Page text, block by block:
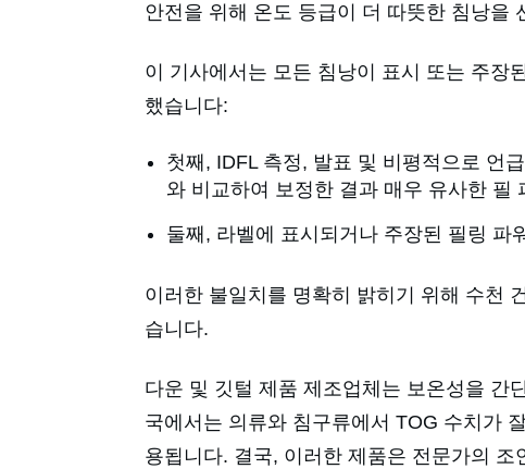
안전을 위해 온도 등급이 더 따뜻한 침낭을
이 기사에서는 모든 침낭이 표시 또는 주장
했습니다:
첫째, IDFL 측정, 발표 및 비평적으로 언
와 비교하여 보정한 결과 매우 유사한 필
둘째, 라벨에 표시되거나 주장된 필링 파
이러한 불일치를 명확히 밝히기 위해 수천
습니다.
다운 및 깃털 제품 제조업체는 보온성을 간
국에서는 의류와 침구류에서 TOG 수치가
용됩니다. 결국, 이러한 제품은 전문가의